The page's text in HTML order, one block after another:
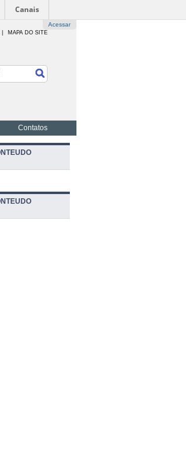
Canais
Acessar
MAPA DO SITE
Contatos